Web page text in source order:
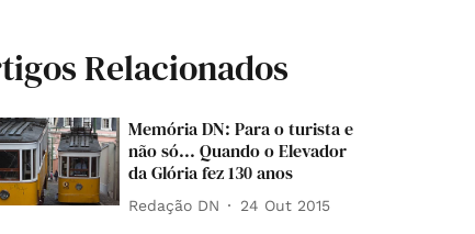
Relacionados
Memória DN: Para o turista e
não só... Quando o Elevador
da Glória fez 130 anos
Redação DN 24 Out 2015